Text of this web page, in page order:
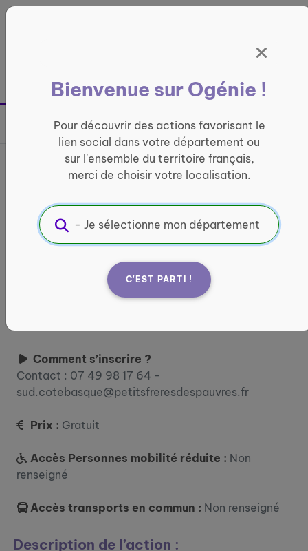
France entière
Bienvenue sur Ogénie !
Pour découvrir des actions favorisant le
lien social dans votre département ou
sur l'ensemble du territoire français,
merci de choisir votre localisation.
C'EST PARTI !
Partager sur
Apporter une présence -
Ciboure
CONVIVIALITÉ
Informations pratiques :
Comment s’inscrire ?
Contact : 07 49 98 17 64 -
sud.cotebasque@petitsfreresdespauvres.fr
Prix : Gratuit
Accès Personnes mobilité réduite : Non
renseigné
Accès transports en commun : Non renseigné
Description de l’action :
Panneau de gestion des cookies